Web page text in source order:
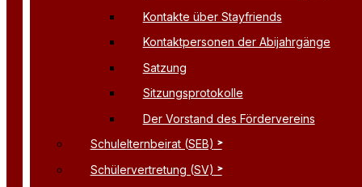
Kontakte über Stayfriends
Kontaktpersonen der Abijahrgänge
Satzung
Sitzungsprotokolle
Der Vorstand des Fördervereins
Schulelternbeirat (SEB)
Schülervertretung (SV)